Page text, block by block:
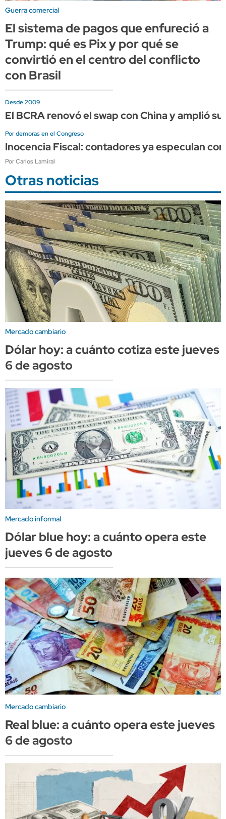
Guerra comercial
El sistema de pagos que enfureció a
Trump: qué es Pix y por qué se
convirtió en el centro del conflicto
con Brasil
Desde 2009
El BCRA renovó el swap con China y amplió
Por demoras en el Congreso
Inocencia Fiscal: contadores ya especulan
Por Carlos Lamiral
Otras noticias
Mercado cambiario
Dólar hoy: a cuánto cotiza este jueves
6 de agosto
Mercado informal
Dólar blue hoy: a cuánto opera este
jueves 6 de agosto
Mercado cambiario
Real blue: a cuánto opera este jueves
6 de agosto